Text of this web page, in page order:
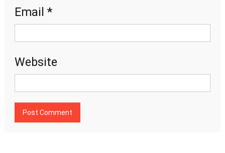
Email *
Website